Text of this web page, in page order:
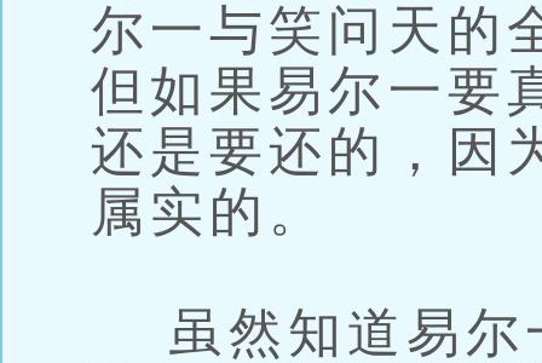
尔一与笑问天的
但如果易尔一要
还是要还的，因
属实的。
虽然知道易尔